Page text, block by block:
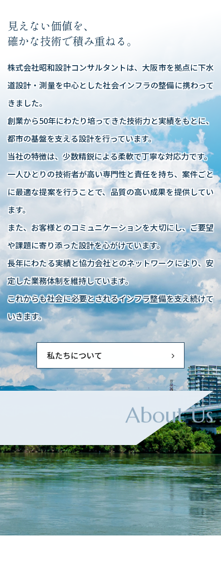
About Us
見えない価値を、
確かな技術で積み重ねる。
株式会社昭和設計コンサルタントは、大阪市を拠点に下水
道設計・測量を中心とした社会インフラの整備に携わって
きました。
創業から50年にわたり培ってきた技術力と実績をもとに、
都市の基盤を支える設計を行っています。
当社の特徴は、少数精鋭による柔軟で丁寧な対応力です。
​​​​​​​一人ひとりの技術者が高い専門性と責任を持ち、案件ごと
に最適な提案を行うことで、品質の高い成果を提供してい
ます。
また、お客様とのコミュニケーションを大切にし、ご要望
や課題に寄り添った設計を心がけています。
長年にわたる実績と協力会社とのネットワークにより、安
定した業務体制を維持しています。
これからも社会に必要とされるインフラ整備を支え続けて
いきます。
私たちについて